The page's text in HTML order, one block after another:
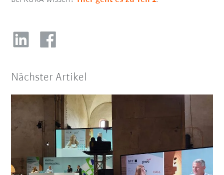
Nächster Artikel